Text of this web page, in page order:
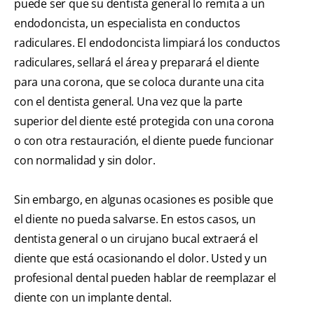
puede ser que su dentista general lo remita a un
endodoncista, un especialista en conductos
radiculares. El endodoncista limpiará los conductos
radiculares, sellará el área y preparará el diente
para una corona, que se coloca durante una cita
con el dentista general. Una vez que la parte
superior del diente esté protegida con una corona
o con otra restauración, el diente puede funcionar
con normalidad y sin dolor.
Sin embargo, en algunas ocasiones es posible que
el diente no pueda salvarse. En estos casos, un
dentista general o un cirujano bucal extraerá el
diente que está ocasionando el dolor. Usted y un
profesional dental pueden hablar de reemplazar el
diente con un implante dental.